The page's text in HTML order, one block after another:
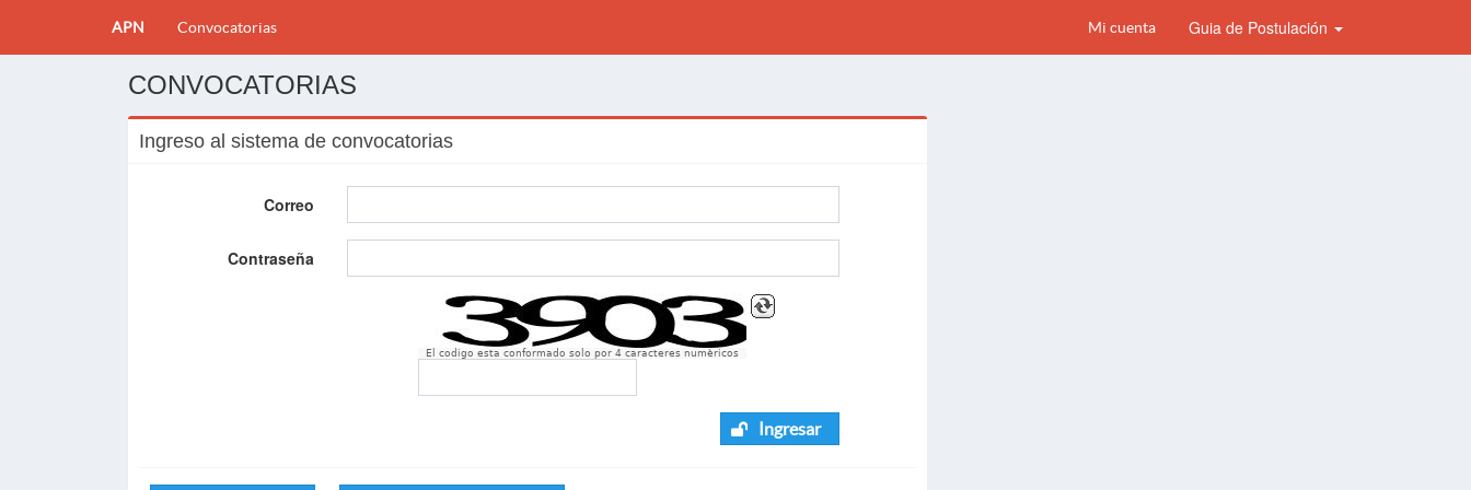
APN Convocatorias Mi cuenta Guia de Postulación
CONVOCATORIAS
Ingreso al sistema de convocatorias
Correo
Contraseña
El codigo esta conformado solo por 4 caracteres numèricos
Ingresar